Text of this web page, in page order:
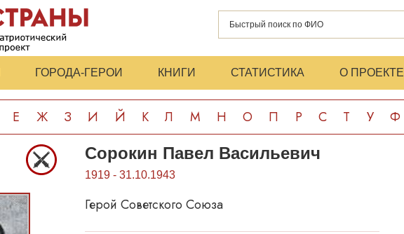
ГОРОДА-ГЕРОИ КНИГИ СТАТИСТИКА О ПРОЕКТЕ
Е Ж З И Й К Л М Н О П Р С Т У Ф
Сорокин Павел Васильевич
1919 - 31.10.1943
Герой Советского Союза